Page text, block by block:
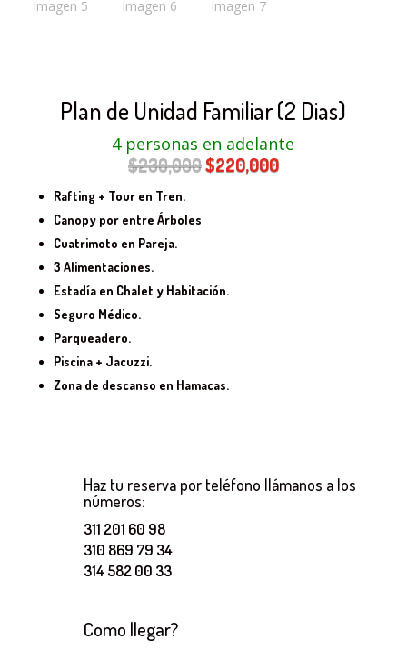
Plan de Unidad Familiar (2 Dias)
4 personas en adelante
$230,000El
$220,000El
Rafting + Tour en Tren.
Canopy por entre Árboles
Cuatrimoto en Pareja.
3 Alimentaciones.
Estadía en Chalet y Habitación.
Seguro Médico.
Parqueadero.
Piscina + Jacuzzi.
Zona de descanso en Hamacas.
Haz tu reserva por teléfono llámanos a los
números:
311 201 60 98
310 869 79 34
314 582 00 33
Como llegar?